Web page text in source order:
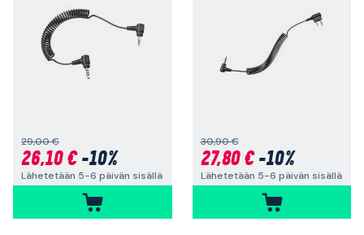
29,00 €
26,10 €-10%
Lähetetään 5-6 päivän sisällä
30,90 €
27,80 €-10%
Lähetetään 5-6 päivän sisällä